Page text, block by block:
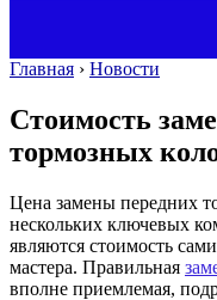
Главная › Новости
Стоимость
тормозных
Цена замены передних
нескольких ключевых
являются стоимость
мастера. Правильная
вполне приемлемая,